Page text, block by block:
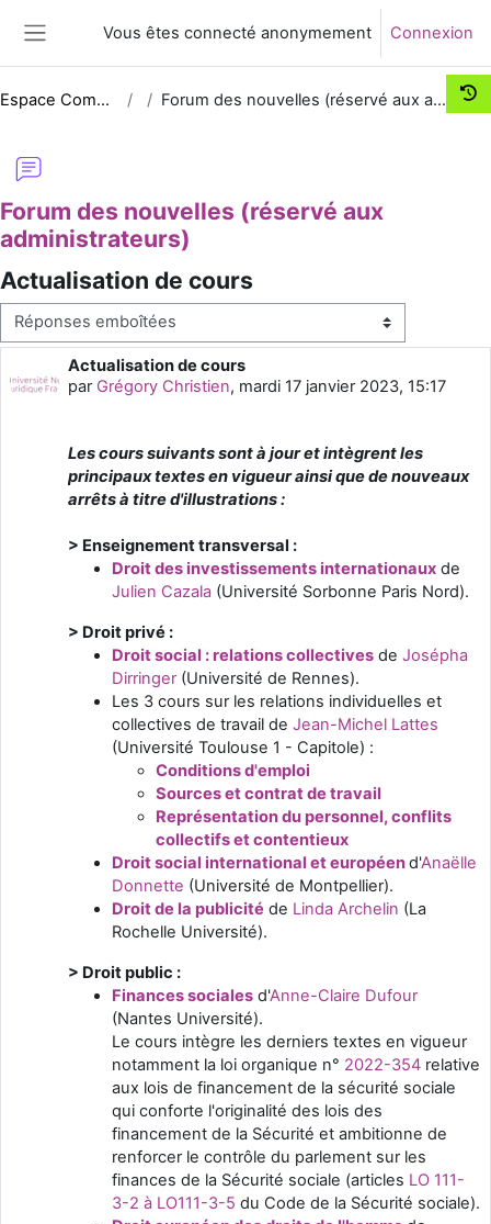
Vous êtes connecté anonymement Connexion
Espace Comm UNJF Forum des nouvelles (réservé aux administrateurs)
Forum des nouvelles (réservé aux
administrateurs)
Actualisation de cours
Type d’affichage
Actualisation de cours
par Grégory Christien, mardi 17 janvier 2023, 15:17
Nombre de réponses : 0
Les cours suivants sont à jour et intègrent les
principaux textes en vigueur ainsi que de nouveaux
arrêts à titre d'illustrations :
> Enseignement transversal :
Droit des investissements internationaux de
Julien Cazala (Université Sorbonne Paris Nord).
> Droit privé :
Droit social : relations collectives de Josépha
Dirringer (Université de Rennes).
Les 3 cours sur les relations individuelles et
collectives de travail de Jean-Michel Lattes
(Université Toulouse 1 - Capitole) :
Conditions d'emploi
Sources et contrat de travail
Représentation du personnel, conflits
collectifs et contentieux
Droit social international et européend'Anaëlle
Donnette (Université de Montpellier).
Droit de la publicité de Linda Archelin (La
Rochelle Université).
> Droit public :
Finances sociales d'Anne-Claire Dufour
(Nantes Université).
Le cours intègre les derniers textes en vigueur
notamment la loi organique n° 2022-354 relative
aux lois de financement de la sécurité sociale
qui conforte l'originalité des lois des
financement de la Sécurité et ambitionne de
renforcer le contrôle du parlement sur les
finances de la Sécurité sociale (articles LO 111-
3-2 à LO111-3-5 du Code de la Sécurité sociale).